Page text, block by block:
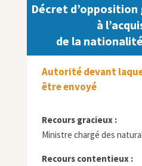
Décret
à
de la
Autorité devant
être envoyé
Recours gracieux :
Ministre chargé des
Recours contentieux :